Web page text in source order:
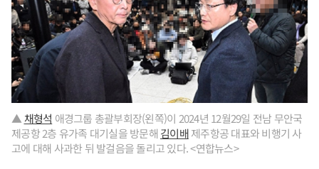
▲채형석 애경그룹 총괄부회장(왼쪽)이 2024년 12월29일 전남 무안국
제공항 2층 유가족 대기실을 방문해 김이배제주항공 대표와 비행기 사
고에 대해 사과한 뒤 발걸음을 돌리고 있다. <연합뉴스>